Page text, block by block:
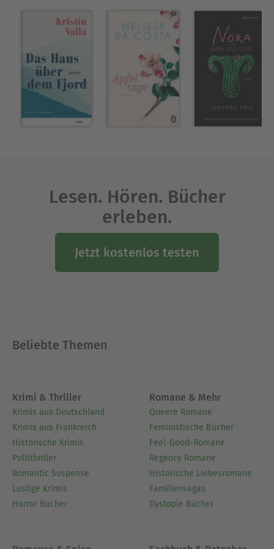
Lesen. Hören. Bücher
erleben.
Jetzt kostenlos testen
Beliebte Themen
Krimi & Thriller
Krimis aus Deutschland
Krimis aus Frankreich
Historische Krimis
Politthriller
Romantic Suspense
Lustige Krimis
Horror Bücher
Romane & Mehr
Queere Romane
Feministische Bücher
Feel-Good-Romane
Regency Romane
Historische Liebesromane
Familiensagas
Dystopie Bücher